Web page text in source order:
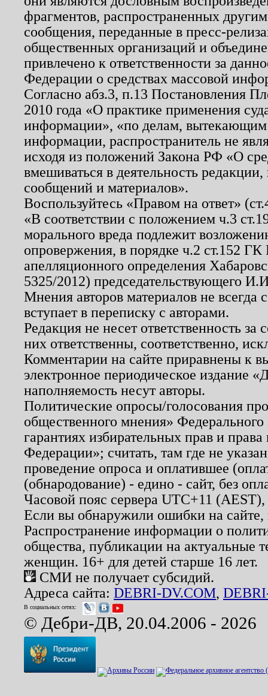
фрагментов, распространенных
сообщения, переданные в пресс-
общественных организаций и
привлечено к ответственности за
Федерации о средствах массовой
Согласно абз.3, п.13 Постановления
2010 года «О практике применения
информации», «по делам, вытекающим
информации, распространитель не
исходя из положений Закона РФ «О
вмешиваться в деятельность
сообщений и материалов».
Воспользуйтесь «Правом на ответ»
«В соответствии с положением ч.3
морального вреда подлежит
опровержения, в порядке ч.2 ст.152
апелляционного определения
5325/2012) председательствующего
Мнения авторов материалов не
вступает в переписку с авторами.
Редакция не несет ответственность
них ответственны, соответственно,
Комментарии на сайте приравнены к
электронное периодическое издание
наполняемость несут авторы.
Политические опросы/голосования
общественного мнения»
гарантиях избирательных прав и
Федерации»; считать, там где не
проведение опроса и оплатившее
(обнародование) - едино - сайт, без
Часовой пояс сервера UTC+11
Если вы обнаружили ошибки на
Распространение информации о
общества, публикации на актуальные
женщин. 16+ для детей старше 16 лет.
СМИ не получает субсидий.
Адреса сайта: DEBRI-DV.COM,
В социальных сетях:
© Дебри-ДВ, 20.04.2006 - 2026